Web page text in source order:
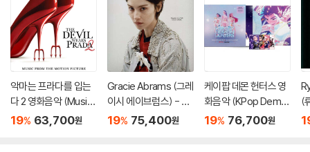
악마는 프라다를 입는
다 2 영화음악 (Music
from the Motion Pic
19% 63,700원
Gracie Abrams (그레
이시 에이브럼스) - 3
집 Daughter from H
19% 75,400원
케이팝 데몬 헌터스 영
화음악 (KPop Demo
n Hunters From The
19% 76,700원
(